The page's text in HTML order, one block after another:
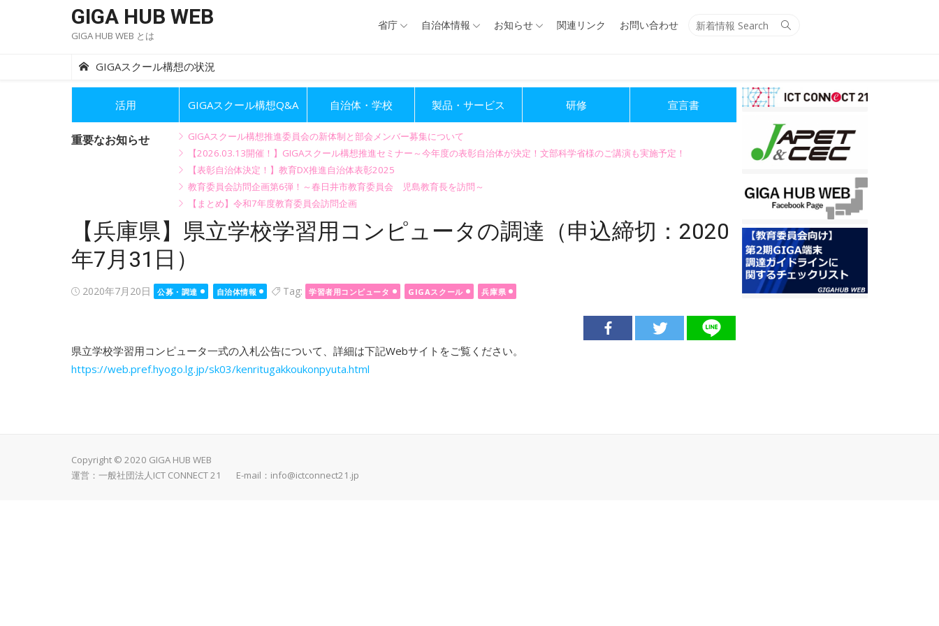
GIGA HUB WEB
GIGA HUB WEB とは
Search
省庁 自治体情報 お知らせ 関連リンク お問い合わせ
GIGAスクール構想の状況
活用 GIGAスクール構想Q&A 自治体・学校 製品・サービス 研修 宣言書
重要なお知らせ
GIGAスクール構想推進委員会の新体制と部会メンバー募集について
【2026.03.13開催！】GIGAスクール構想推進セミナー～今年度の表彰自治体が決定！文部科学省様のご講演も実施予定！
【表彰自治体決定！】教育DX推進自治体表彰2025
教育委員会訪問企画第6弾！～春日井市教育委員会 児島教育長を訪問～
【まとめ】令和7年度教育委員会訪問企画
【兵庫県】県立学校学習用コンピュータの調達（申込締切：2020
年7月31日）
Posted
2020年7月20日 公募・調達 自治体情報 Tag: 学習者用コンピュータ GIGAスクール 兵庫県
県立学校学習用コンピュータ一式の入札公告について、詳細は下記Webサイトをご覧ください。
https://web.pref.hyogo.lg.jp/sk03/kenritugakkoukonpyuta.html
Copyright © 2020 GIGA HUB WEB
運営：一般社団法人ICT CONNECT 21 E-mail： info@ictconnect21.jp